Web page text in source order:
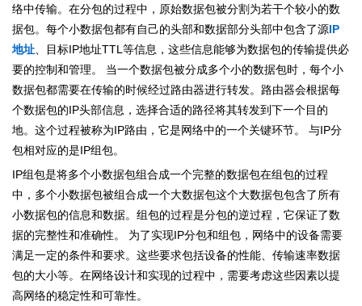
络中传输。在分包的过程中，原始数据包被分割为若干个较小的数
据包。每个小数据包都有自己的头部和数据部分头部中包含了源IP
地址、目标IP地址TTL等信息，这些信息能够为数据包的传输提供必
要的控制和管理。 当一个数据包被分成多个小的数据包时，每个小
数据包都需要在传输的时候经过路由器进行转发。路由器会根据每
个数据包的IP头部信息，选择合适的路径将其转发到下一个目的
地。这个过程被称为IP路由，它是网络中的一个关键环节。 与IP分
包相对应的是IP组包。
IP组包是将多个小数据包组合成一个完整的数据包在组包的过程
中，多个小数据包被组合成一个大数据包这个大数据包包含了所有
小数据包的信息和数据。组包的过程是分包的逆过程，它保证了数
据的完整性和准确性。 为了实现IP分包和组包，网络中的设备需要
满足一定的条件和要求。这些要求包括设备的性能、传输速率数据
包的大小等。在网络设计和实现的过程中，需要考虑这些因素以提
高网络的稳定性和可靠性。